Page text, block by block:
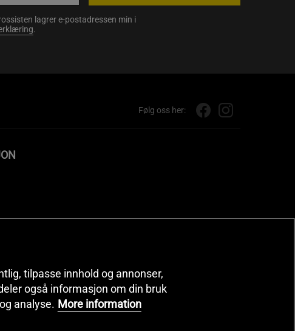
lagrer e-postadressen min i
.
Følg oss her:
tilpasse innhold og annonser,
også informasjon om din bruk
analyse. More information